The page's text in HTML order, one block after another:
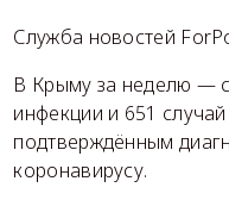
Служба новостей
В Крыму за неделю —
инфекции и 651
подтверждённым
коронавирусу.